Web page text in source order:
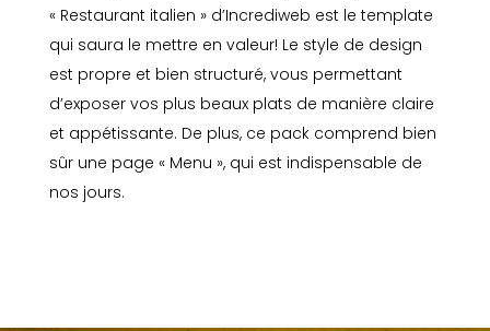
« Restaurant italien » d’Incrediweb est le template
qui saura le mettre en valeur! Le style de design
est propre et bien structuré, vous permettant
d’exposer vos plus beaux plats de manière claire
et appétissante. De plus, ce pack comprend bien
sûr une page « Menu », qui est indispensable de
nos jours.